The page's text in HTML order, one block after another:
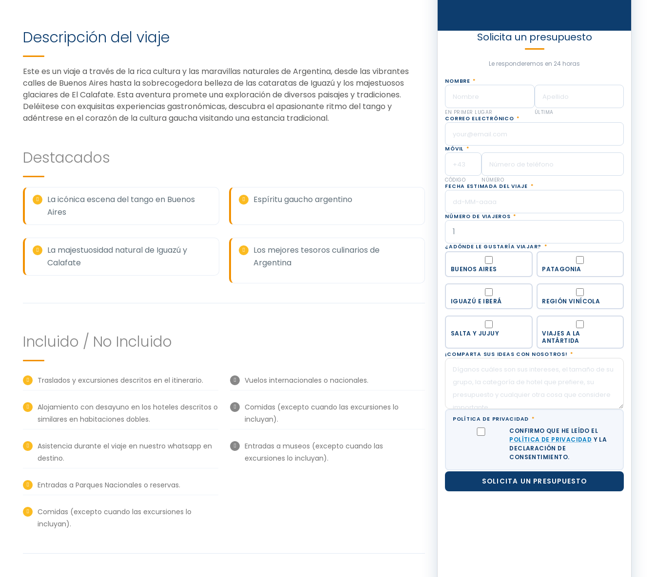
Descripción del viaje
Este es un viaje a través de la rica cultura y las maravillas naturales de Argentina, desde las vibrantes
calles de Buenos Aires hasta la sobrecogedora belleza de las cataratas de Iguazú y los majestuosos
glaciares de El Calafate. Esta aventura promete una exploración de diversos paisajes y tradiciones.
Deléitese con exquisitas experiencias gastronómicas, descubra el apasionante ritmo del tango y
adéntrese en el corazón de la cultura gaucha visitando una estancia tradicional.
Destacados
La icónica escena del tango en Buenos
Aires
Espíritu gaucho argentino
La majestuosidad natural de Iguazú y
Calafate
Los mejores tesoros culinarios de
Argentina
Incluido / No Incluido
Traslados y excursiones descritos en el itinerario.
Alojamiento con desayuno en los hoteles descritos o
similares en habitaciones dobles.
Asistencia durante el viaje en nuestro whatsapp en
destino.
Entradas a Parques Nacionales o reservas.
Comidas (excepto cuando las excursiones lo
incluyan).
Vuelos internacionales o nacionales.
Comidas (excepto cuando las excursiones lo
incluyan).
Entradas a museos (excepto cuando las
excursiones lo incluyan).
Solicita un presupuesto
Le responderemos en 24 horas
NOMBRE *
EN PRIMER LUGAR
ÚLTIMA
CORREO ELECTRÓNICO *
MÓVIL *
CÓDIGO
NÚMERO
FECHA ESTIMADA DEL VIAJE *
NÚMERO DE VIAJEROS *
¿ADÓNDE LE GUSTARÍA VIAJAR? *
BUENOS AIRES PATAGONIA
IGUAZÚ E IBERÁ REGIÓN VINÍCOLA
SALTA Y JUJUY
VIAJES A LA
ANTÁRTIDA
¡COMPARTA SUS IDEAS CON NOSOTROS! *
POLÍTICA DE PRIVACIDAD *
CONFIRMO QUE HE LEÍDO EL
POLÍTICA DE PRIVACIDAD Y LA
DECLARACIÓN DE
CONSENTIMIENTO.
SOLICITA UN PRESUPUESTO